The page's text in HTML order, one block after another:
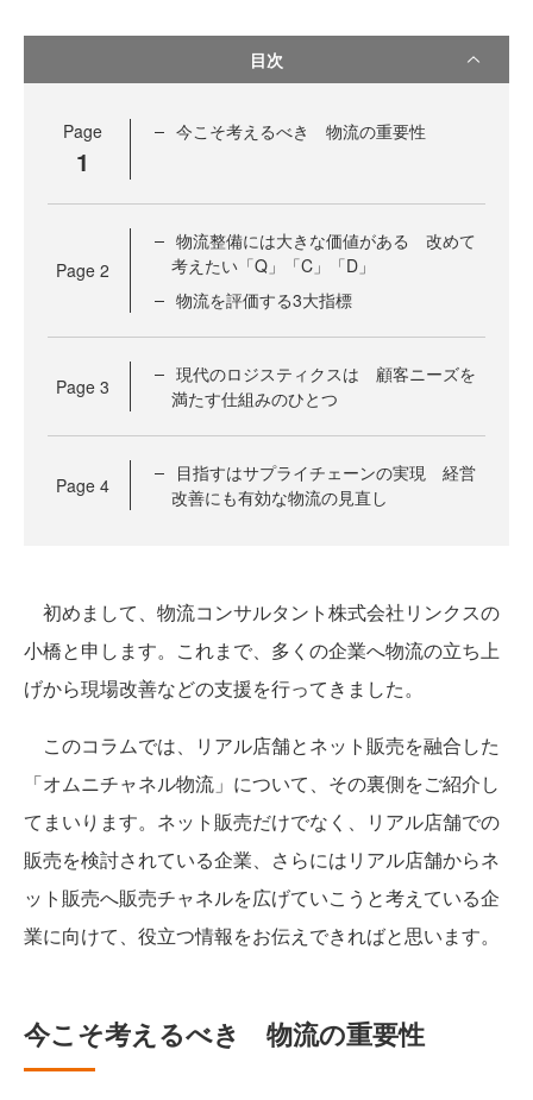
目次
Page
1
今こそ考えるべき 物流の重要性
Page 2
物流整備には大きな価値がある 改めて
考えたい「Q」「C」「D」
物流を評価する3大指標
Page 3
現代のロジスティクスは 顧客ニーズを
満たす仕組みのひとつ
Page 4
目指すはサプライチェーンの実現 経営
改善にも有効な物流の見直し
初めまして、物流コンサルタント株式会社リンクスの
小橋と申します。これまで、多くの企業へ物流の立ち上
げから現場改善などの支援を行ってきました。
このコラムでは、リアル店舗とネット販売を融合した
「オムニチャネル物流」について、その裏側をご紹介し
てまいります。ネット販売だけでなく、リアル店舗での
販売を検討されている企業、さらにはリアル店舗からネ
ット販売へ販売チャネルを広げていこうと考えている企
業に向けて、役立つ情報をお伝えできればと思います。
今こそ考えるべき 物流の重要性